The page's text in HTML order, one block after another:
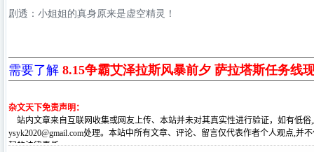
剧透：小姐姐的真身原来是虚空精灵！
需要了解 8.15争霸艾泽拉斯风暴前夕 萨拉塔斯任务线